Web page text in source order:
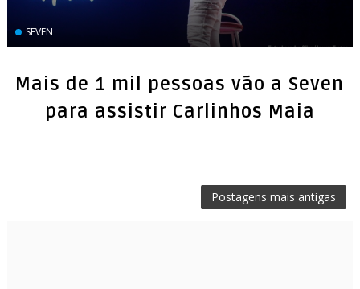
SEVEN
Mais de 1 mil pessoas vão a Seven
para assistir Carlinhos Maia
Postagens mais antigas